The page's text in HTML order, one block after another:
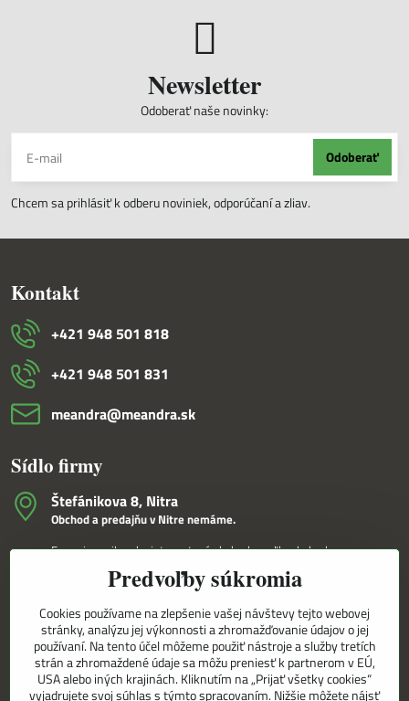
Newsletter
Odoberať naše novinky:
Odoberať
Chcem sa prihlásiť k odberu noviniek, odporúčaní a zliav.
Kontakt
+421 948 501 818
+421 948 501 831
meandra​@meandra​.sk
Sídlo firmy
Štefánikova 8, Nitra
Obchod a predajňu v Nitre nemáme.
Fungujeme iba ako internetový obchod a veľkoobchod.
V Nitre Vám tovar dovezieme osobne na základe internetovej
objednávky a telefonického dohovoru.
Korešpondenčná adresa
MEANDRA,s.r.o.
P.O.BOX 8/D
949 01 Nitra
Predvoľby súkromia
Cookies používame na zlepšenie vašej návštevy tejto webovej
stránky, analýzu jej výkonnosti a zhromažďovanie údajov o jej
používaní. Na tento účel môžeme použiť nástroje a služby tretích
strán a zhromaždené údaje sa môžu preniesť k partnerom v EÚ,
USA alebo iných krajinách. Kliknutím na „Prijať všetky cookies“
vyjadrujete svoj súhlas s týmto spracovaním. Nižšie môžete nájsť